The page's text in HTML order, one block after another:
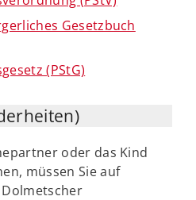
Gesetzbuch
(PStG)
oder das Kind
müssen Sie auf